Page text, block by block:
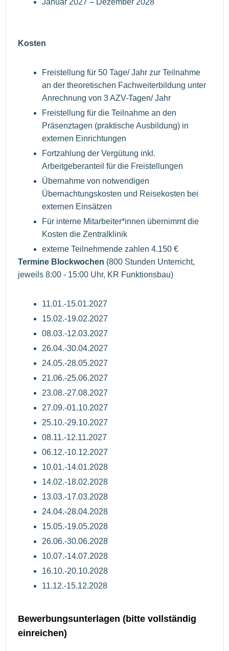
Januar 2027 – Dezember 2028
Kosten
Freistellung für 50 Tage/ Jahr zur Teilnahme
an der theoretischen Fachweiterbildung unter
Anrechnung von 3 AZV-Tagen/ Jahr
Freistellung für die Teilnahme an den
Präsenztagen (praktische Ausbildung) in
externen Einrichtungen
Fortzahlung der Vergütung inkl.
Arbeitgeberanteil für die Freistellungen
Übernahme von notwendigen
Übernachtungskosten und Reisekosten bei
externen Einsätzen
Für interne Mitarbeiter*innen übernimmt die
Kosten die Zentralklinik
externe Teilnehmende zahlen 4.150 €
Termine Blockwochen (800 Stunden Unterricht,
jeweils 8:00 - 15:00 Uhr, KR Funktionsbau)
11.01.-15.01.2027
15.02.-19.02.2027
08.03.-12.03.2027
26.04.-30.04.2027
24.05.-28.05.2027
21.06.-25.06.2027
23.08.-27.08.2027
27.09.-01.10.2027
25.10.-29.10.2027
08.11.-12.11.2027
06.12.-10.12.2027
10.01.-14.01.2028
14.02.-18.02.2028
13.03.-17.03.2028
24.04.-28.04.2028
15.05.-19.05.2028
26.06.-30.06.2028
10.07.-14.07.2028
16.10.-20.10.2028
11.12.-15.12.2028
Bewerbungsunterlagen (bitte vollständig
einreichen)